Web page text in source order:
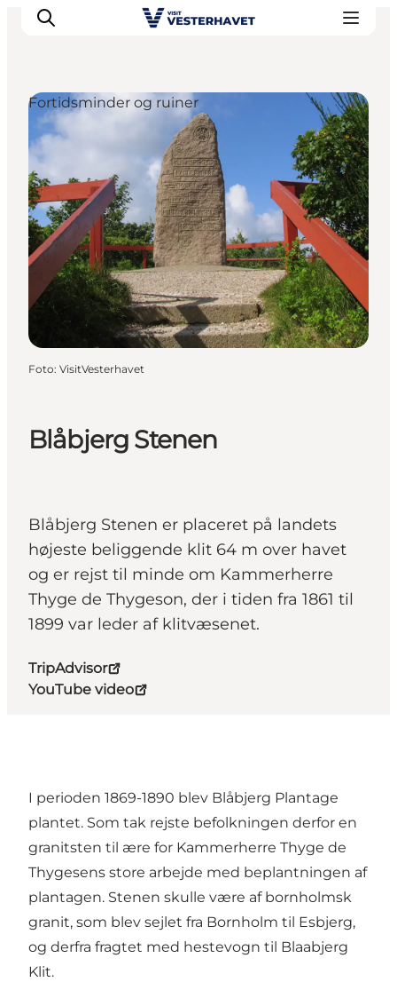
Det sker
Oplevelser
Vores Byer
Mad & Overnatning
Køb billet
Planlæg din ferie
Blåbjerg Stenen
Blåbjerg Stenen er placeret på landets
højeste beliggende klit 64 m over havet
og er rejst til minde om Kammerherre
Thyge de Thygeson, der i tiden fra 1861 til
1899 var leder af klitvæsenet.
TripAdvisor
YouTube video
Fortidsminder og ruiner
Foto: VisitVesterhavet
I perioden 1869-1890 blev Blåbjerg Plantage
plantet. Som tak rejste befolkningen derfor en
granitsten til ære for Kammerherre Thyge de
Thygesens store arbejde med beplantningen af
plantagen. Stenen skulle være af bornholmsk
granit, som blev sejlet fra Bornholm til Esbjerg,
og derfra fragtet med hestevogn til Blaabjerg
Klit.